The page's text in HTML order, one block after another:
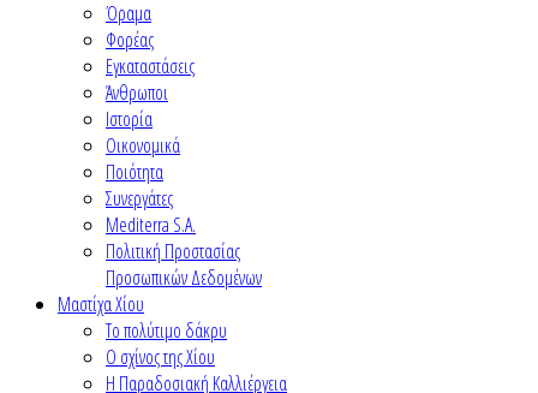
Όραμα
Φορέας
Εγκαταστάσεις
Άνθρωποι
Ιστορία
Οικονομικά
Ποιότητα
Συνεργάτες
Mediterra S.A.
Πολιτική Προστασίας
Προσωπικών Δεδομένων
Μαστίχα Χίου
Το πολύτιμο δάκρυ
Ο σχίνος της Χίου
Η Παραδοσιακή Καλλιέργεια